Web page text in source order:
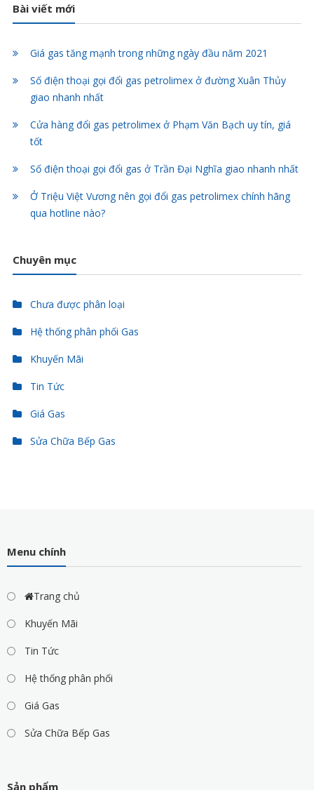
Bài viết mới
Giá gas tăng mạnh trong những ngày đầu năm 2021
Số điện thoại gọi đổi gas petrolimex ở đường Xuân Thủy
giao nhanh nhất
Cửa hàng đổi gas petrolimex ở Phạm Văn Bạch uy tín, giá
tốt
Số điện thoại gọi đổi gas ở Trần Đại Nghĩa giao nhanh nhất
Ở Triệu Việt Vương nên gọi đổi gas petrolimex chính hãng
qua hotline nào?
Chuyên mục
Chưa được phân loại
Hệ thống phân phối Gas
Khuyến Mãi
Tin Tức
Giá Gas
Sửa Chữa Bếp Gas
Menu chính
Trang chủ
Khuyến Mãi
Tin Tức
Hệ thống phân phối
Giá Gas
Sửa Chữa Bếp Gas
Sản phẩm